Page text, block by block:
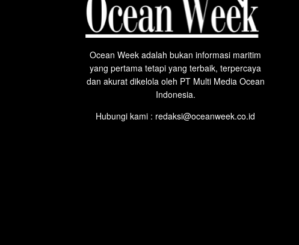
Ocean Week adalah bukan informasi maritim
yang pertama tetapi yang terbaik, terpercaya
dan akurat dikelola oleh PT Multi Media Ocean
Indonesia.
Hubungi kami : redaksi@oceanweek.co.id